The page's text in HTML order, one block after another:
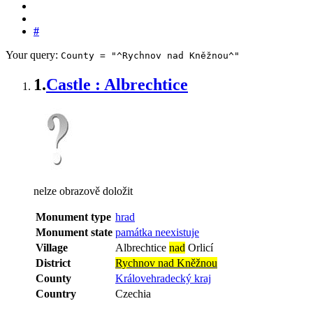
#
Your query: County = "^Rychnov nad Kněžnou^"
1.Castle : Albrechtice
nelze obrazově doložit
Monument type hrad
Monument state památka neexistuje
Village
Albrechtice nad Orlicí
District
Rychnov nad Kněžnou
County
Královehradecký kraj
Country
Czechia